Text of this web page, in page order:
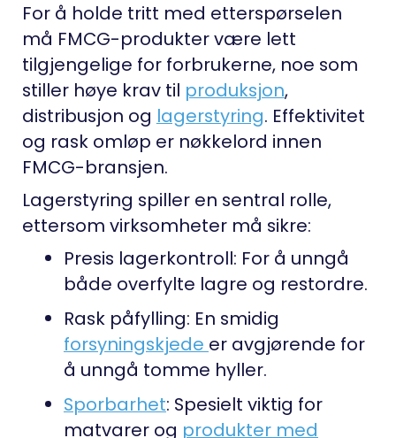
For å holde tritt med etterspørselen
må FMCG-produkter være lett
tilgjengelige for forbrukerne, noe som
stiller høye krav til produksjon,
distribusjon og lagerstyring. Effektivitet
og rask omløp er nøkkelord innen
FMCG-bransjen.
Lagerstyring spiller en sentral rolle,
ettersom virksomheter må sikre:
Presis lagerkontroll: For å unngå
både overfylte lagre og restordre.
Rask påfylling: En smidig
forsyningskjede er avgjørende for
å unngå tomme hyller.
Sporbarhet: Spesielt viktig for
matvarer og produkter med